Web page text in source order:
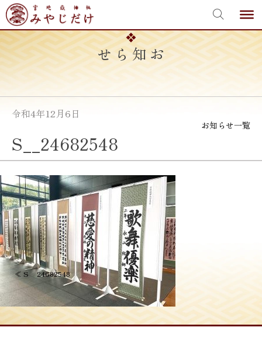
Skip
to
content
お知らせ
令和4年12月6日
お知らせ一覧
S__24682548
投
稿
ナ
ビ
≪ S__24682548